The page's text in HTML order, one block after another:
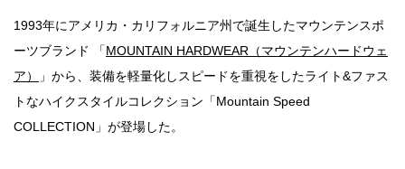
1993年にアメリカ・カリフォルニア州で誕生したマウンテンスポ
ーツブランド 「MOUNTAIN HARDWEAR（マウンテンハードウェ
ア）
」から、装備を軽量化しスピードを重視をしたライト&ファス
トなハイクスタイルコレクション「Mountain Speed
COLLECTION」が登場した。